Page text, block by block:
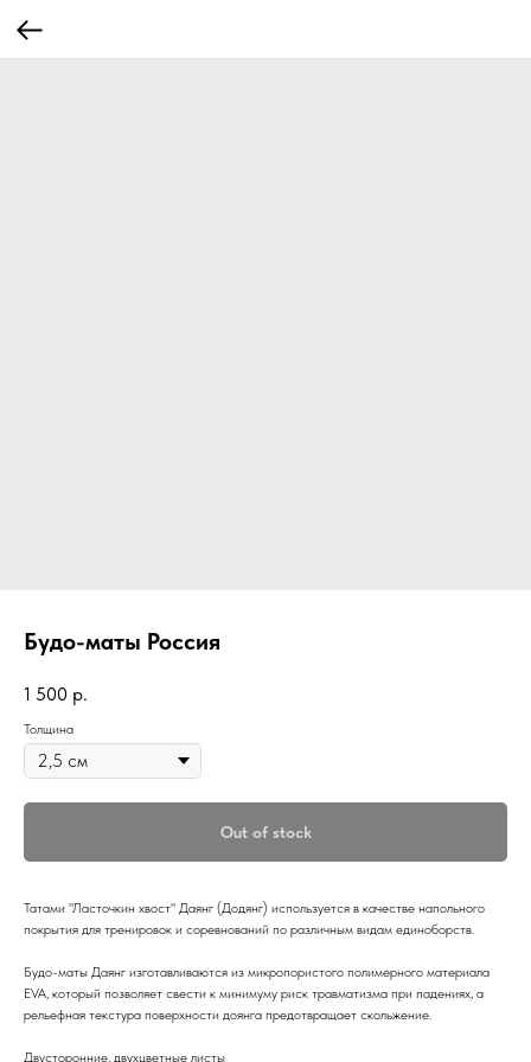
Будо-маты Россия
1 500 р.
Толщина
Out of stock
Татами "Ласточкин хвост" Даянг (Додянг) используется в качестве напольного
покрытия для тренировок и соревнований по различным видам единоборств.
Будо-маты Даянг изготавливаются из микропористого полимерного материала
EVA, который позволяет свести к минимуму риск травматизма при падениях, а
рельефная текстура поверхности доянга предотвращает скольжение.
Двусторонние, двухцветные листы